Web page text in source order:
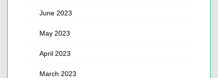
June 2023
May 2023
April 2023
March 2023